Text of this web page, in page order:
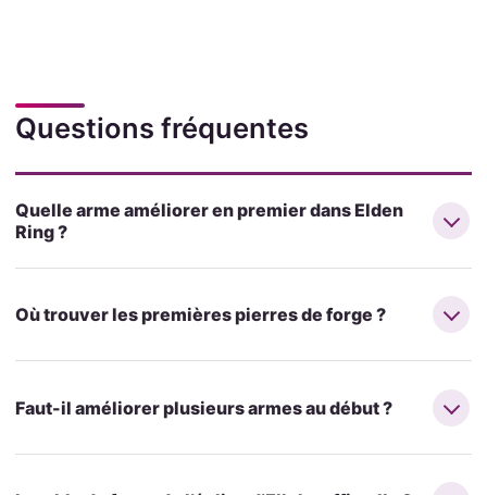
Questions fréquentes
Quelle arme améliorer en premier dans Elden
Ring ?
Où trouver les premières pierres de forge ?
Faut-il améliorer plusieurs armes au début ?